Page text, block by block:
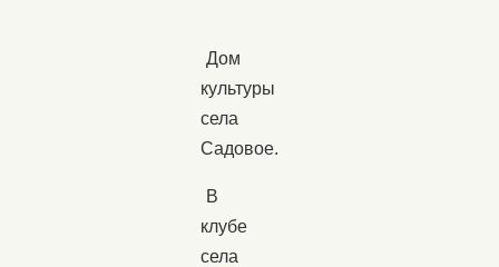
Дом
культуры
села
Садовое.
В
клубе
села